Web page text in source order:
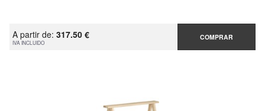
A partir de: 317.50 €
IVA INCLUIDO
COMPRAR